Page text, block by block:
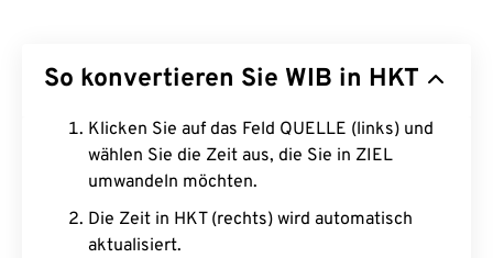
So konvertieren Sie WIB in HKT
Klicken Sie auf das Feld QUELLE (links) und
wählen Sie die Zeit aus, die Sie in ZIEL
umwandeln möchten.
Die Zeit in HKT (rechts) wird automatisch
aktualisiert.